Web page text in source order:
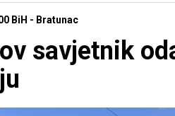
BiH - Bratunac
savjetnik